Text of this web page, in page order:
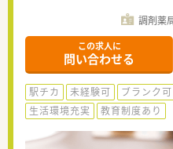
調剤薬
この求人に
問い合わせる
駅チカ 未経験可 ブランク可
生活環境充実
教育制度あり